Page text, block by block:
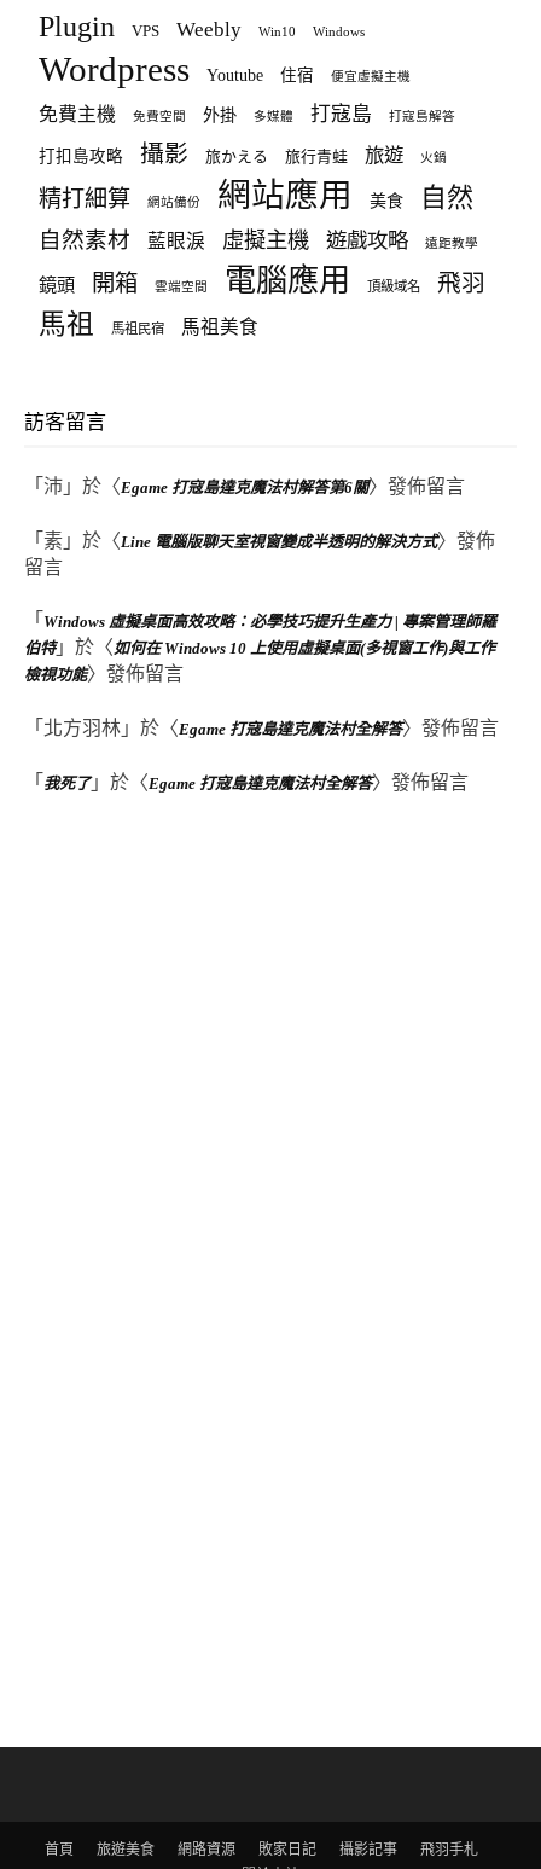
Plugin VPS Weebly Win10 Windows
Wordpress Youtube 住宿 便宜虛擬主機
免費主機 免費空間 外掛 多媒體 打寇島 打寇島解答
打扣島攻略 攝影 旅かえる 旅行青蛙 旅遊 火鍋
精打細算 網站備份 網站應用 美食 自然
自然素材 藍眼淚 虛擬主機 遊戲攻略 遠距教學
鏡頭 開箱 雲端空間 電腦應用 頂級域名 飛羽
馬祖 馬祖民宿 馬祖美食
訪客留言
「 沛 」於〈Egame 打寇島達克魔法村解答第6關〉發佈留言
「 素 」於〈Line 電腦版聊天室視窗變成半透明的解決方式〉發佈
留言
「 Windows 虛擬桌面高效攻略：必學技巧提升生產力 | 專案管理師羅
伯特」於〈 如何在 Windows 10 上使用虛擬桌面(多視窗工作)與工作
檢視功能〉發佈留言
「 北方羽林 」於〈Egame 打寇島達克魔法村全解答〉發佈留言
「 我死了」於〈Egame 打寇島達克魔法村全解答〉發佈留言
首頁 旅遊美食 網路資源 敗家日記 攝影記事
飛羽手札